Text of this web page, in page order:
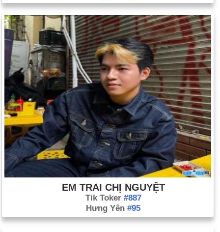
EM TRAI CHỊ NGUYỆT
Tik Toker #887
Hưng Yên #95